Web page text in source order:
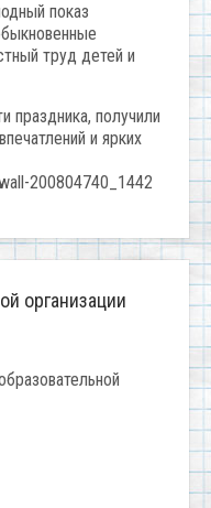
показ
труд детей и
праздника, получили
и ярких
200804740_1442
организации